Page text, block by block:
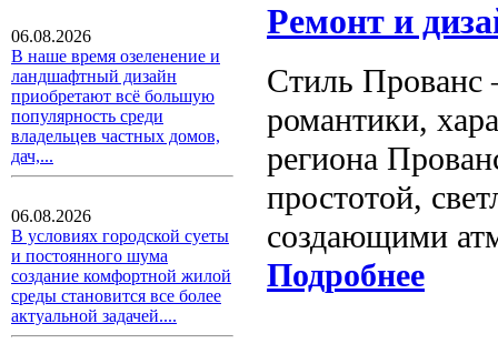
06.08.2026
В наше время озеленение и
ландшафтный дизайн
приобретают всё большую
популярность среди
владельцев частных домов,
дач,...
06.08.2026
В условиях городской суеты
и постоянного шума
создание комфортной жилой
среды становится все более
актуальной задачей....
Ремонт и
Стиль
романтики,
региона
простотой,
создающими
Подробнее